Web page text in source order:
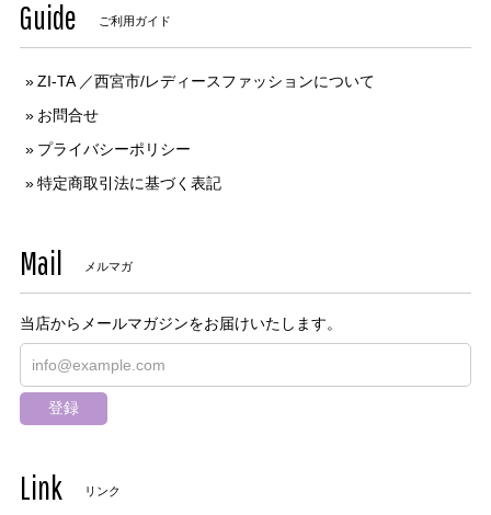
Guide ご利用ガイド
ZI-TA ／西宮市/レディースファッションについて
お問合せ
プライバシーポリシー
特定商取引法に基づく表記
Mail メルマガ
当店からメールマガジンをお届けいたします。
登録
Link リンク